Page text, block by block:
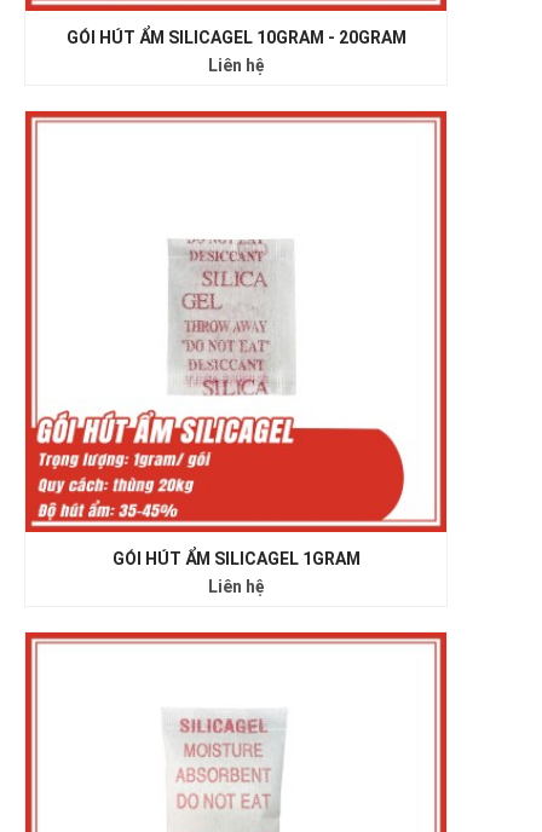
GÓI HÚT ẨM SILICAGEL 10GRAM - 20GRAM
Liên hệ
GÓI HÚT ẨM SILICAGEL 1GRAM
Liên hệ